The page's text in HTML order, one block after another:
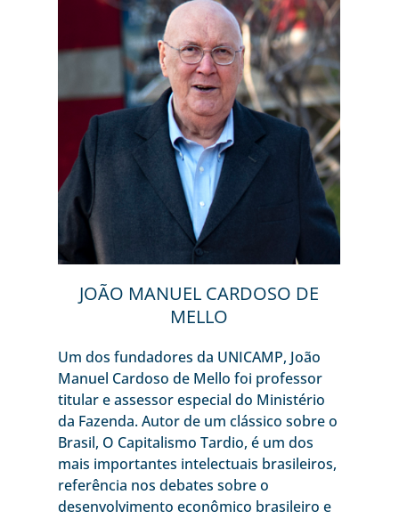
JOÃO MANUEL CARDOSO DE
MELLO
Um dos fundadores da UNICAMP, João
Manuel Cardoso de Mello foi professor
titular e assessor especial do Ministério
da Fazenda. Autor de um clássico sobre o
Brasil, O Capitalismo Tardio, é um dos
mais importantes intelectuais brasileiros,
referência nos debates sobre o
desenvolvimento econômico brasileiro e